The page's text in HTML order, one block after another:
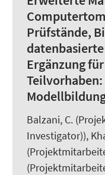
Prüfstände,
Ergänzung
Balzani, C.
Investigator)),